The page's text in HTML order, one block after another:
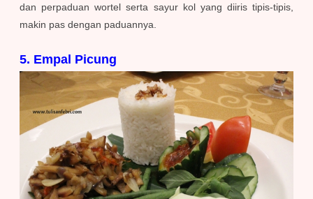
dan perpaduan wortel serta sayur kol yang diiris tipis-tipis,
makin pas dengan paduannya.
5. Empal Picung